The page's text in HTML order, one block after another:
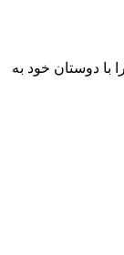
با دوستان خود به